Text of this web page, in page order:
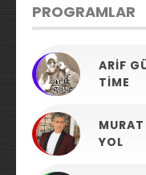
PROGRAMLAR
ARIF
TIME
YOL